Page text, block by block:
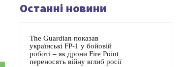
Останні новини
The Guardian показав
українські FP-1 у бойовій
роботі – як дрони Fire Point
переносять війну вглиб росії